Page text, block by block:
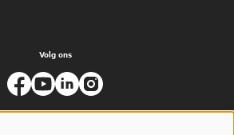
Volg ons